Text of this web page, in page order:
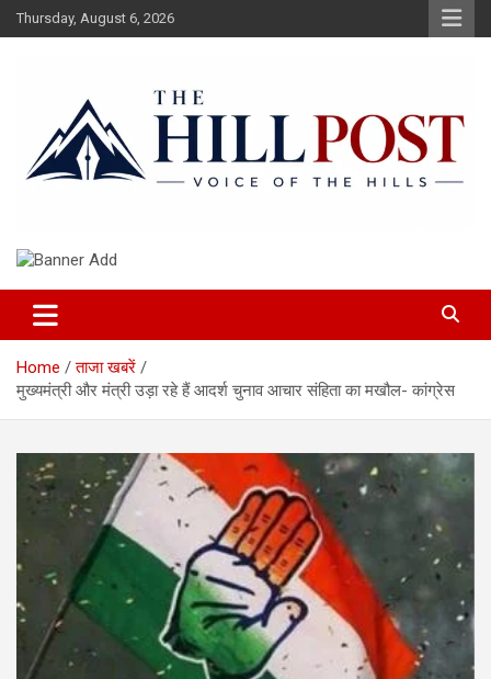
Skip
to
Thursday, August 6, 2026
The Hillpost
Home
ताजा खबरें
मुख्यमंत्री और मंत्री उड़ा रहे हैं आदर्श चुनाव आचार संहिता का मखौल- कांग्रेस